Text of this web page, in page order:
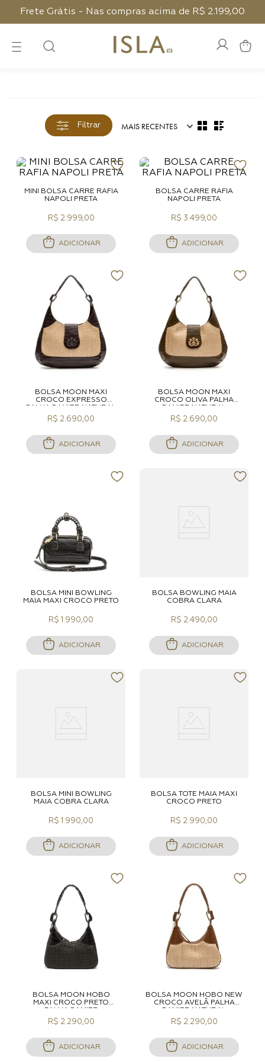
Frete Grátis - Nas compras acima de R$ 2.199,00
Filtrar MAIS RECENTES
MINI BOLSA CARRÉ RAFIA
NAPOLI PRETA
R$ 2.999,00
ADICIONAR
BOLSA CARRÉ RAFIA
NAPOLI PRETA
R$ 3.499,00
ADICIONAR
BOLSA MOON MAXI
CROCO EXPRESSO
PALHA DAMIER NATURAL
R$ 2.690,00
ADICIONAR
BOLSA MOON MAXI
CROCO OLIVA PALHA
DAMIER NATURAL
R$ 2.690,00
ADICIONAR
BOLSA MINI BOWLING
MAIA MAXI CROCO PRETO
R$ 1.990,00
ADICIONAR
BOLSA BOWLING MAIA
COBRA CLARA
R$ 2.490,00
ADICIONAR
BOLSA MINI BOWLING
MAIA COBRA CLARA
R$ 1.990,00
ADICIONAR
BOLSA TOTE MAIA MAXI
CROCO PRETO
R$ 2.990,00
ADICIONAR
BOLSA MOON HOBO
MAXI CROCO PRETO
PALHA DAMIER
R$ 2.290,00
ADICIONAR
BOLSA MOON HOBO NEW
CROCO AVELÃ PALHA
DAMIER NATURAL
R$ 2.290,00
ADICIONAR